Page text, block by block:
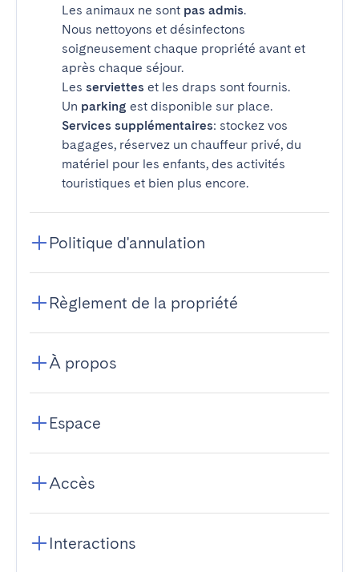
Les animaux ne sont pas admis.
Nous nettoyons et désinfectons
soigneusement chaque propriété avant et
après chaque séjour.
Les serviettes et les draps sont fournis.
Un parking est disponible sur place.
Services supplémentaires: stockez vos
bagages, réservez un chauffeur privé, du
matériel pour les enfants, des activités
touristiques et bien plus encore.
Politique d'annulation
Règlement de la propriété
À propos
Espace
Accès
Interactions